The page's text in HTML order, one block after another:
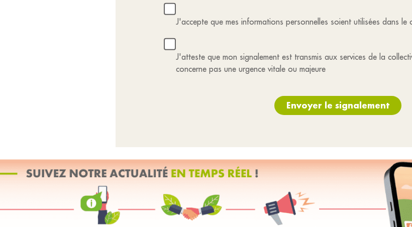
J'accepte que mes informations personnelles soient utilisées dans le
J'atteste que mon signalement est transmis aux services de la
concerne pas une urgence vitale ou majeure
Envoyer le signalement